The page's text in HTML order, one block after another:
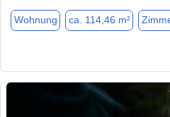
Wohnung ca. 114,46 m²